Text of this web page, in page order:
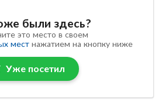
были здесь?
это место в своем
местнажатием на кнопку ниже
Уже посетил